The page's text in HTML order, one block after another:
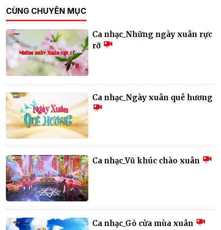
CÙNG CHUYÊN MỤC
Ca nhạc_Những ngày xuân rực
rỡ
Ca nhạc_Ngày xuân quê hương
Ca nhạc_Vũ khúc chào xuân
Ca nhạc_Gõ cửa mùa xuân